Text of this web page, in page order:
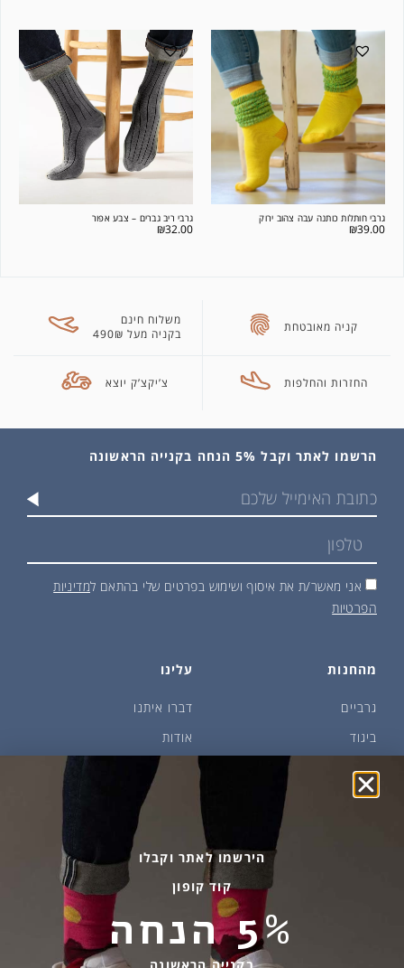
גרבי חותלות כותנה עבה צהוב ירוק
₪39.00
גרבי ריב גברים – צבע אפור
₪32.00
קניה מאובטחת
משלוח חינם
בקניה מעל 490₪
החזרות והחלפות צ’יקצ’ק יוצא
מהחנות
גרביים
ביגוד
פקעות ובצלים
עלינו
דברו איתנו
אודות
איפה קונים?
הבלוג של יודפת
החלפות והחזרות
אספקה ומשלוחים
שירות לקוחות
בהודעות ווטסאפ בלבד
058-7477780
הרשמו לאתר וקבל 5% הנחה בקנייה הראשונה
אני מאשר/ת את איסוף ושימוש בפרטים שלי בהתאם למדיניות
הפרטיות
הירשמו לאתר וקבלו
קוד קופון
5% הנחה